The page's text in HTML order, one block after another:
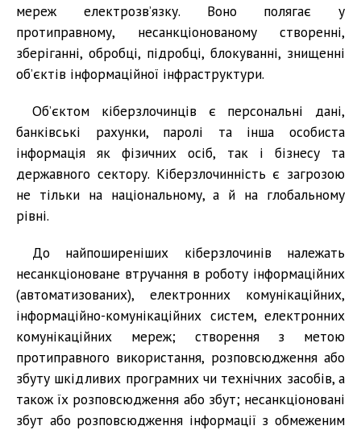
мереж електрозв’язку. Воно полягає у
протиправному, несанкціонованому створенні,
зберіганні, обробці, підробці, блокуванні, знищенні
об’єктів інформаційної інфраструктури.
Об’єктом кіберзлочинців є персональні дані,
банківські рахунки, паролі та інша особиста
інформація як фізичних осіб, так і бізнесу та
державного сектору. Кіберзлочинність є загрозою
не тільки на національному, а й на глобальному
рівні.
До найпоширеніших кіберзлочинів належать
несанкціоноване втручання в роботу інформаційних
(автоматизованих), електронних комунікаційних,
інформаційно-комунікаційних систем, електронних
комунікаційних мереж; створення з метою
протиправного використання, розповсюдження або
збуту шкідливих програмних чи технічних засобів, а
також їх розповсюдження або збут; несанкціоновані
збут або розповсюдження інформації з обмеженим